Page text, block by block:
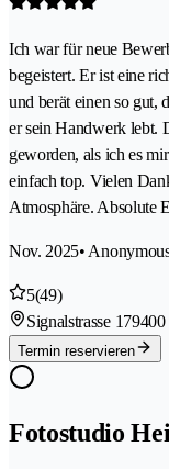
Ich war für neue
begeistert. Er ist eine
und berät einen so gut,
er sein Handwerk lebt.
geworden, als ich es
einfach top. Vielen
Atmosphäre. Absolute
Nov. 2025•
5(49)
Signalstrasse 179400
Termin reservieren
Fotostudio